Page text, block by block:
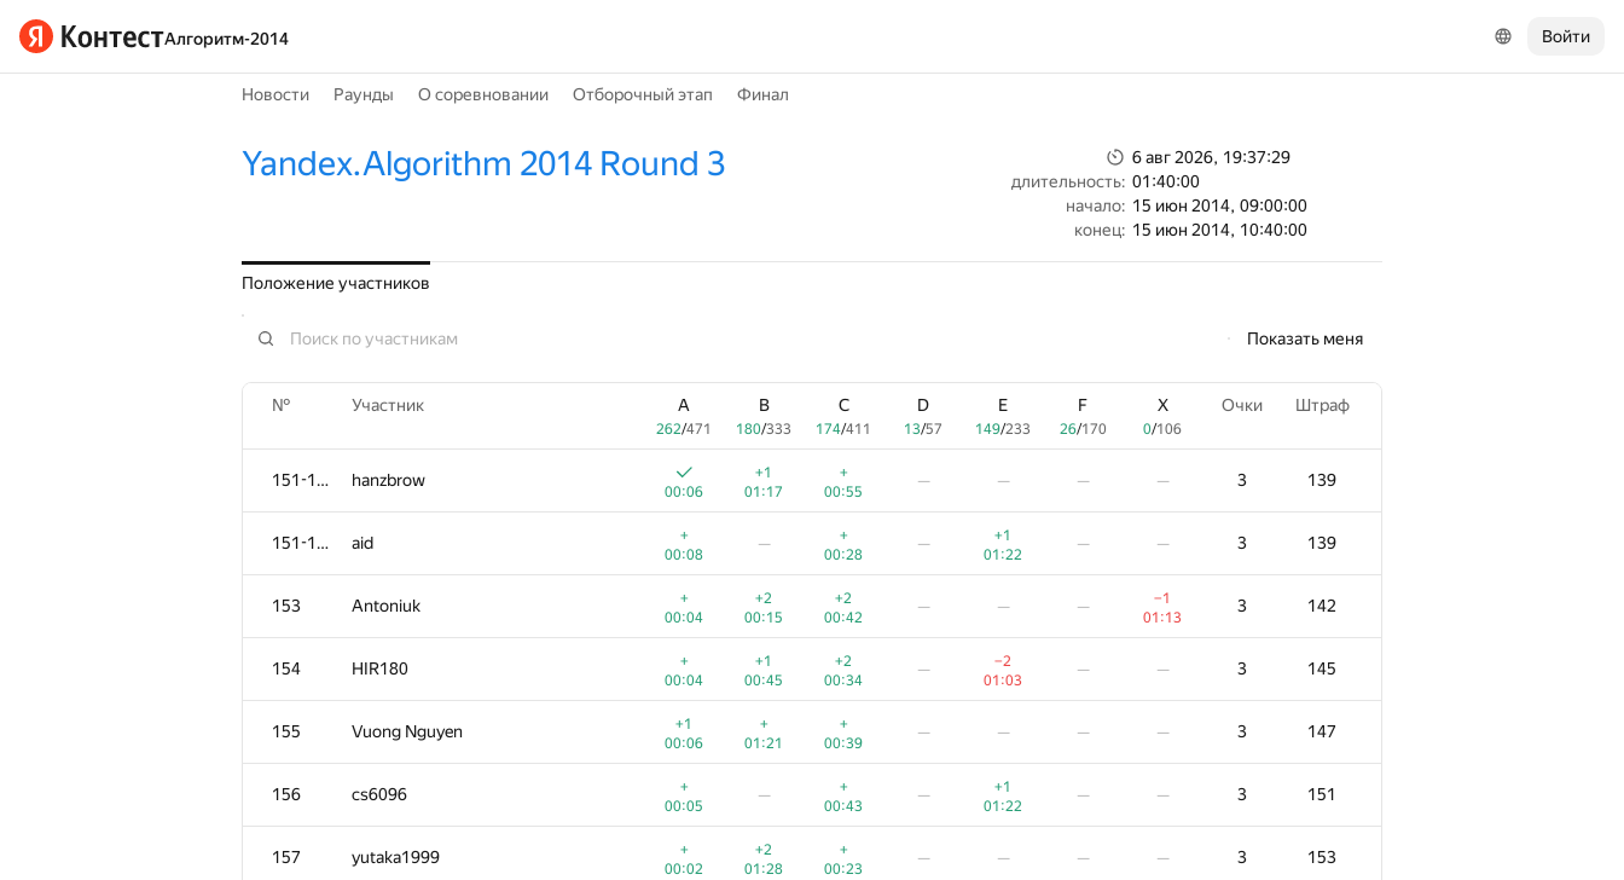
Алгоритм-2014 Войти
Новости Раунды О соревновании Отборочный этап Финал
Yandex.Algorithm 2014 Round 3
6 авг 2026, 19:37:29
длительность: 01:40:00
начало: 15 июн 2014, 09:00:00
конец: 15 июн 2014, 10:40:00
Положение участников
Показать меня
№ Участник A
262/471
B
180/333
C
174/411
D
13/57
E
149/233
F
26/170
X
0/106
Очки Штраф
151-152 hanzbrow
00:06
+1
01:17
+
00:55
— — — — 3 139
151-152 aid
+
00:08
—
+
00:28
—
+1
01:22
— — 3 139
153 Antoniuk
+
00:04
+2
00:15
+2
00:42
— — —
−1
01:13
3 142
154 HIR180
+
00:04
+1
00:45
+2
00:34
—
−2
01:03
— — 3 145
155 Vuong Nguyen
+1
00:06
+
01:21
+
00:39
— — — — 3 147
156 cs6096
+
00:05
—
+
00:43
—
+1
01:22
— — 3 151
157 yutaka1999
+
00:02
+2
01:28
+
00:23
— — — — 3 153